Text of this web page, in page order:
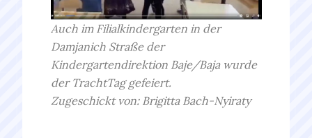
Auch im Filialkindergarten in der
Damjanich Straße der
Kindergartendirektion Baje/Baja wurde
der TrachtTag gefeiert.
Zugeschickt von: Brigitta Bach-Nyiraty